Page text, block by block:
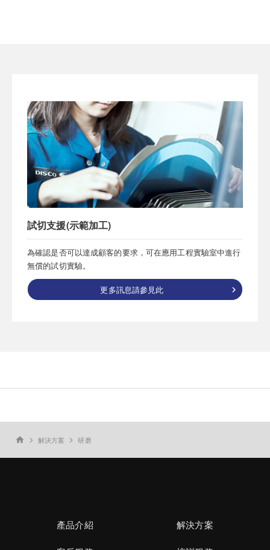
試切支援(示範加工)
為確認是否可以達成顧客的要求，可在應用工程實驗室中進行
無償的試切實驗。
更多訊息請參見此
home 解決方案 研磨
產品介紹 解決方案